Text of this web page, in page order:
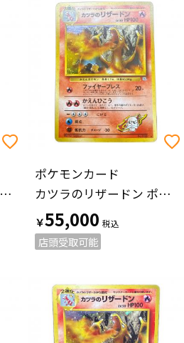
カツラ 旧裏面 ポケモンカード
ポケモンカード
カツラのリザードン ポケモンカード ★ @ Π 旧裏面
￥55,000
店頭受取可能